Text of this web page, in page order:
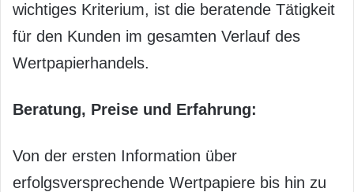
wichtiges Kriterium, ist die beratende Tätigkeit
für den Kunden im gesamten Verlauf des
Wertpapierhandels.
Beratung, Preise und Erfahrung:
Von der ersten Information über
erfolgsversprechende Wertpapiere bis hin zu